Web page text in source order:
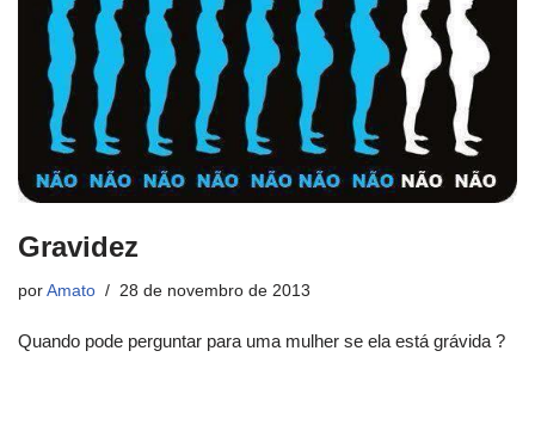
Gravidez
por Amato 28 de novembro de 2013
Quando pode perguntar para uma mulher se ela está grávida ?